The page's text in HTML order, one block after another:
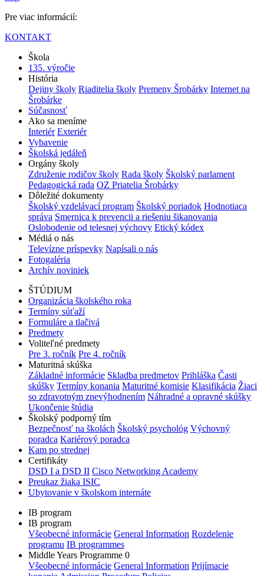
Pre viac informácií:
KONTAKT
Škola
135. výročie
História
Dejiny školy Riaditelia školy Premeny Šrobárky Internet na
Šrobárke
Súčasnosť
Ako sa meníme
Interiér Exteriér
Vybavenie
Školská jedáleň
Orgány školy
Združenie rodičov školy Rada školy Školský parlament
Pedagogická rada OZ Priatelia Šrobárky
Dôležité dokumenty
Školský vzdelávací program Školský poriadok Hodnotiaca
správa Smernica k prevencii a riešeniu šikanovania
Oslobodenie od telesnej výchovy Etický kódex
Médiá o nás
Televízne príspevky Napísali o nás
Fotogaléria
Archív noviniek
ŠTÚDIUM
Organizácia školského roka
Termíny súťaží
Formuláre a tlačivá
Predmety
Voliteľné predmety
Pre 3. ročník Pre 4. ročník
Maturitná skúška
Základné informácie Skladba predmetov Prihláška Časti
skúšky Termíny konania Maturitné komisie Klasifikácia Žiaci
so zdravotným znevýhodnením Náhradné a opravné skúšky
Ukončenie štúdia
Školský podporný tím
Bezpečnosť na školách Školský psychológ Výchovný
poradca Kariérový poradca
Kam po strednej
Certifikáty
DSD I a DSD II Cisco Networking Academy
Preukaz žiaka ISIC
Ubytovanie v školskom internáte
IB program
IB program
Všeobecné informácie General Information Rozdelenie
programu IB programmes
Middle Years Programme 0
Všeobecné informácie General Information Prijímacie